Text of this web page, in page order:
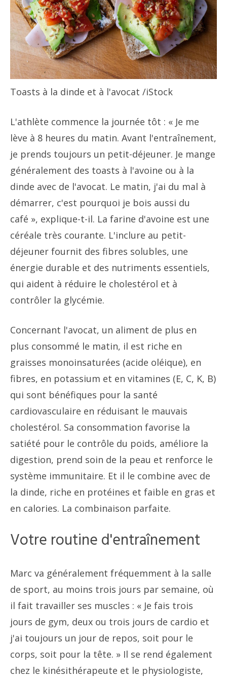
Toasts à la dinde et à l'avocat /iStock
L'athlète commence la journée tôt : « Je me
lève à 8 heures du matin. Avant l'entraînement,
je prends toujours un petit-déjeuner. Je mange
généralement des toasts à l'avoine ou à la
dinde avec de l'avocat. Le matin, j'ai du mal à
démarrer, c'est pourquoi je bois aussi du
café », explique-t-il. La farine d'avoine est une
céréale très courante. L'inclure au petit-
déjeuner fournit des fibres solubles, une
énergie durable et des nutriments essentiels,
qui aident à réduire le cholestérol et à
contrôler la glycémie.
Concernant l'avocat, un aliment de plus en
plus consommé le matin, il est riche en
graisses monoinsaturées (acide oléique), en
fibres, en potassium et en vitamines (E, C, K, B)
qui sont bénéfiques pour la santé
cardiovasculaire en réduisant le mauvais
cholestérol. Sa consommation favorise la
satiété pour le contrôle du poids, améliore la
digestion, prend soin de la peau et renforce le
système immunitaire. Et il le combine avec de
la dinde, riche en protéines et faible en gras et
en calories. La combinaison parfaite.
Votre routine d'entraînement
Marc va généralement fréquemment à la salle
de sport, au moins trois jours par semaine, où
il fait travailler ses muscles : « Je fais trois
jours de gym, deux ou trois jours de cardio et
j'ai toujours un jour de repos, soit pour le
corps, soit pour la tête. » Il se rend également
chez le kinésithérapeute et le physiologiste,